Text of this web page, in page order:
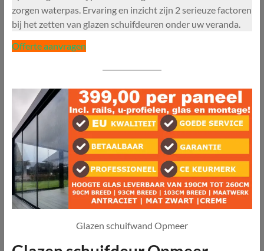
zorgen waterpas. Ervaring en inzicht zijn 2 serieuze factoren
bij het zetten van glazen schuifdeuren onder uw veranda.
Offerte aanvragen
Glazen schuifwand Opmeer